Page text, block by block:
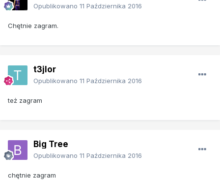
Opublikowano 11 Października 2016
Chętnie zagram.
t3jlor
Opublikowano 11 Października 2016
też zagram
Big Tree
Opublikowano 11 Października 2016
chętnie zagram